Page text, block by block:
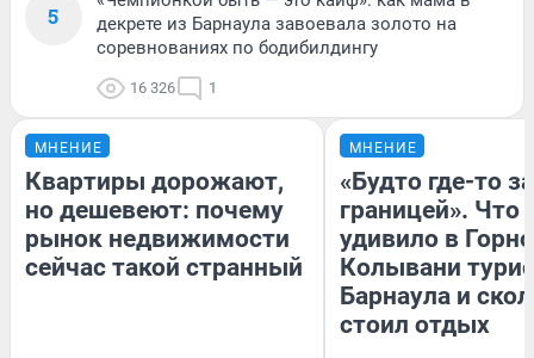
5
декрете из Барнаула завоевала золото на
соревнованиях по бодибилдингу
16 326 1
МНЕНИЕ
Квартиры дорожают,
но дешевеют: почему
рынок недвижимости
сейчас такой странный
МНЕНИЕ
«Будто где-то за
границей». Что
удивило в
Колывани
Барнаула и
стоил отдых